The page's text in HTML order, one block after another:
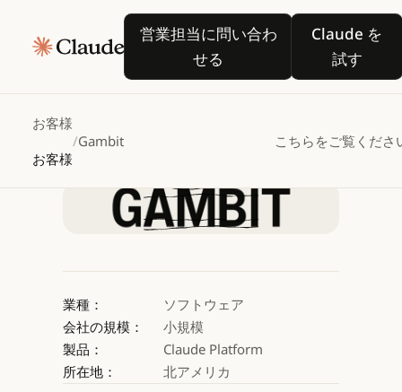
営業担当に問い合わ
せる
営業担当に問い合わせる
Claude を
試す
Claude
お客様
お客様
/Gambit こちらをご覧くださ
GambitRoboticsが
Claude
でリアルタイム料理ア
Claude を試す
Claude を試す
業種：
ソフトウェア
会社の規模：
小規模
製品：
Claude Platform
所在地：
北アメリカ